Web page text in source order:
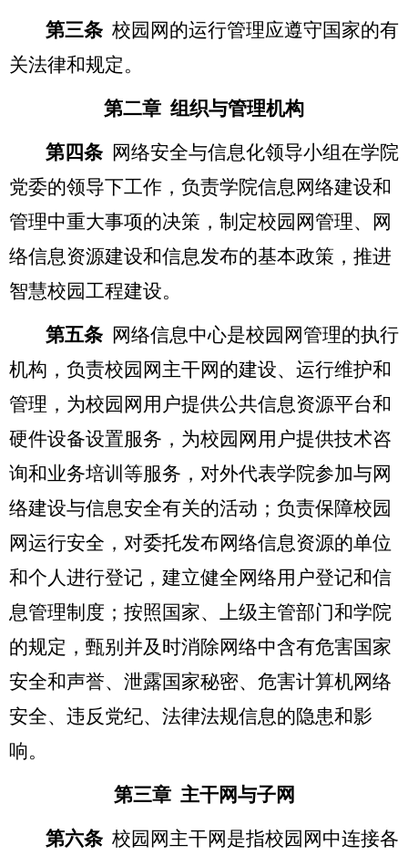
第三条 校园网的运行管理应遵守国家的有
关法律和规定。
第二章 组织与管理机构
第四条 网络安全与信息化领导小组在学院
党委的领导下工作，负责学院信息网络建设和
管理中重大事项的决策，制定校园网管理、网
络信息资源建设和信息发布的基本政策，推进
智慧校园工程建设。
第五条 网络信息中心是校园网管理的执行
机构，负责校园网主干网的建设、运行维护和
管理，为校园网用户提供公共信息资源平台和
硬件设备设置服务，为校园网用户提供技术咨
询和业务培训等服务，对外代表学院参加与网
络建设与信息安全有关的活动；负责保障校园
网运行安全，对委托发布网络信息资源的单位
和个人进行登记，建立健全网络用户登记和信
息管理制度；按照国家、上级主管部门和学院
的规定，甄别并及时消除网络中含有危害国家
安全和声誉、泄露国家秘密、危害计算机网络
安全、违反党纪、法律法规信息的隐患和影
响。
第三章 主干网与子网
第六条 校园网主干网是指校园网中连接各